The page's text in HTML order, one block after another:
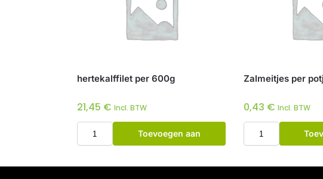
hertekalffilet per 600g
21,45 € Incl. BTW
Toevoegen aan
Zalmeitjes per
0,43 € Incl. BTW